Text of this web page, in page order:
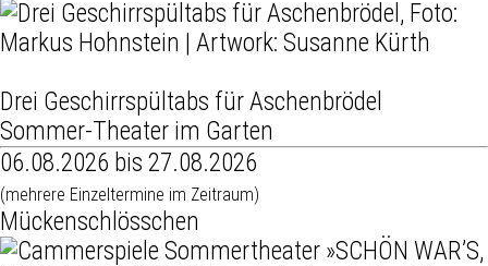
Drei Geschirrspültabs für Aschenbrödel
Sommer-Theater im Garten
06.08.2026 bis 27.08.2026
(mehrere Einzeltermine im Zeitraum)
Mückenschlösschen